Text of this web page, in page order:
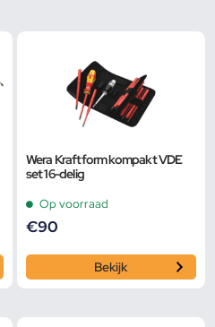
Wera Kraftform kompakt VDE
set 16-delig
Op voorraad
€90
Bekijk